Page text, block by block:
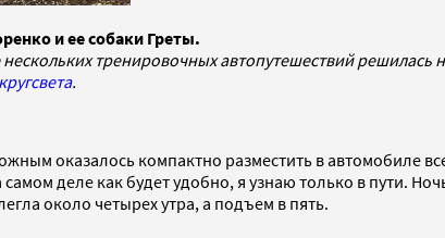
и ее собаки Греты.
тренировочных автопутешествий решилась
.
оказалось компактно разместить в автомобиле
деле как будет удобно, я узнаю только в пути.
около четырех утра, а подъем в пять.